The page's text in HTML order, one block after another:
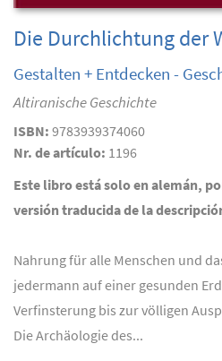
Die Durchlichtung der
Gestalten + Entdecken -
Altiranische Geschichte
ISBN: 9783939374060
Nr. de artículo: 1196
Este libro está solo en alemán,
versión traducida de la
Nahrung für alle Menschen und
jedermann auf einer gesunden
Verfinsterung bis zur völligen
Die Archäologie des...